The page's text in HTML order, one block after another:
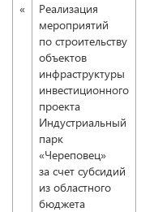
«
Реализация
мероприятий
по строительству
объектов
инфраструктуры
инвестиционного
проекта
Индустриальный
парк
«Череповец»
за счет субсидий
из областного
бюджета